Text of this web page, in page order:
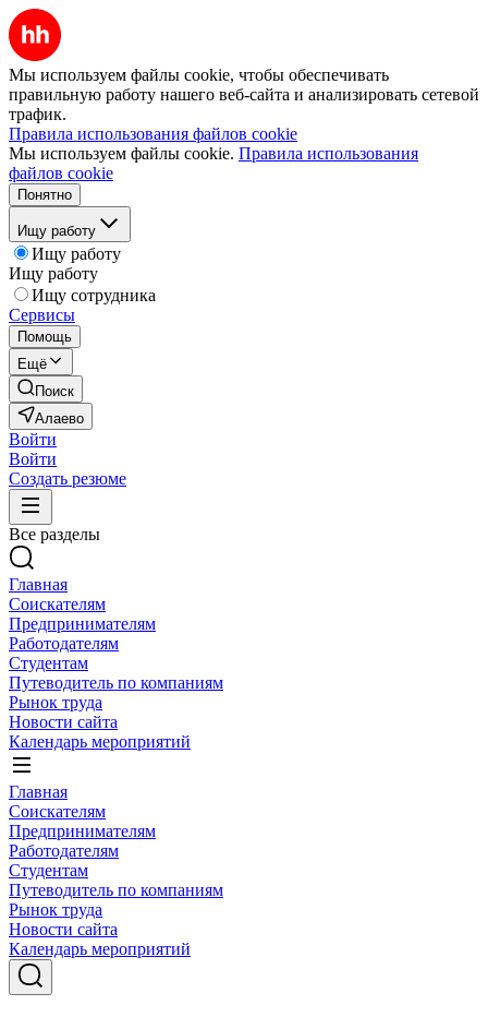
Мы используем файлы cookie, чтобы обеспечивать
правильную работу нашего веб-сайта и анализировать сетевой
трафик.
Правила использования файлов cookie
Мы используем файлы cookie. Правила использования
файлов cookie
Понятно
Ищу работу
Ищу работу
Ищу работу
Ищу сотрудника
Сервисы
Помощь
Ещё
Поиск
Алаево
Войти
Войти
Создать резюме
Все разделы
Главная
Соискателям
Предпринимателям
Работодателям
Студентам
Путеводитель по компаниям
Рынок труда
Новости сайта
Календарь мероприятий
Главная
Соискателям
Предпринимателям
Работодателям
Студентам
Путеводитель по компаниям
Рынок труда
Новости сайта
Календарь мероприятий